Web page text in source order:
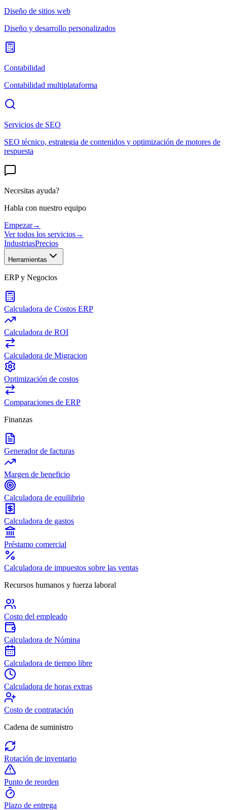
Diseño de sitios web
Diseño y desarrollo personalizados
Contabilidad
Contabilidad multiplataforma
Servicios de SEO
SEO técnico, estrategia de contenidos y optimización de motores de
respuesta
Necesitas ayuda?
Habla con nuestro equipo
Empezar→
Ver todos los servicios→
IndustriasPrecios
Herramientas
ERP y Negocios
Calculadora de Costos ERP
Calculadora de ROI
Calculadora de Migracion
Optimización de costos
Comparaciones de ERP
Finanzas
Generador de facturas
Margen de beneficio
Calculadora de equilibrio
Calculadora de gastos
Préstamo comercial
Calculadora de impuestos sobre las ventas
Recursos humanos y fuerza laboral
Costo del empleado
Calculadora de Nómina
Calculadora de tiempo libre
Calculadora de horas extras
Costo de contratación
Cadena de suministro
Rotación de inventario
Punto de reorden
Plazo de entrega